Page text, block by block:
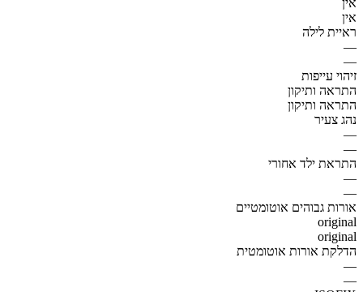
אין
ראיית לילה
—
—
זיהוי עייפות
התראה ותיקון
התראה ותיקון
נהג צעיר
—
—
התראת ילד אחורי
—
—
אורות גבוהים אוטומטיים
original
original
הדלקת אורות אוטומטית
—
—